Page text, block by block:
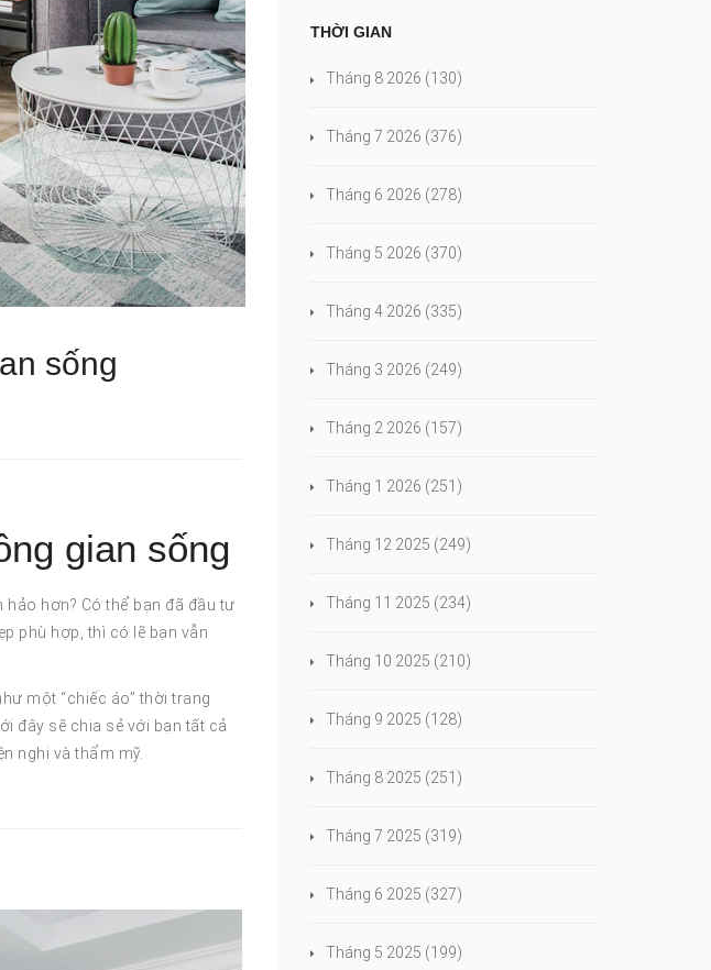
sống
gian sống
hơn? Có thể bạn đã đầu tư
phù hợp, thì có lẽ bạn vẫn
một “chiếc áo” thời trang
đây sẽ chia sẻ với bạn tất cả
nghi và thẩm mỹ.
THỜI GIAN
Tháng 8 2026 (130)
Tháng 7 2026 (376)
Tháng 6 2026 (278)
Tháng 5 2026 (370)
Tháng 4 2026 (335)
Tháng 3 2026 (249)
Tháng 2 2026 (157)
Tháng 1 2026 (251)
Tháng 12 2025 (249)
Tháng 11 2025 (234)
Tháng 10 2025 (210)
Tháng 9 2025 (128)
Tháng 8 2025 (251)
Tháng 7 2025 (319)
Tháng 6 2025 (327)
Tháng 5 2025 (199)